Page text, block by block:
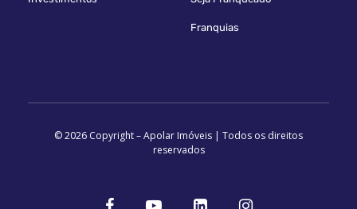
Franquias
© 2026 Copyright – Apolar Imóveis | Todos os direitos
reservados